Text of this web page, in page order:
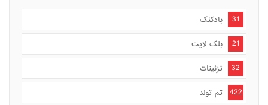
بادکنک
31
بلک لایت
21
تزئینات
32
تم تولد 422